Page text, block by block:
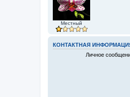
Местный
КОНТАКТНАЯ
Личное